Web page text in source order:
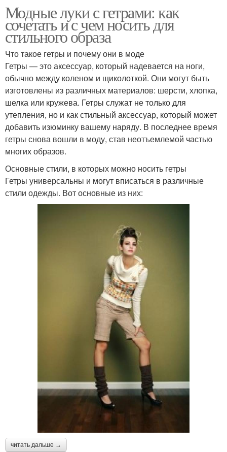
Модные луки с гетрами: как
сочетать и с чем носить для
стильного образа
Что такое гетры и почему они в моде
Гетры — это аксессуар, который надевается на ноги,
обычно между коленом и щиколоткой. Они могут быть
изготовлены из различных материалов: шерсти, хлопка,
шелка или кружева. Гетры служат не только для
утепления, но и как стильный аксессуар, который может
добавить изюминку вашему наряду. В последнее время
гетры снова вошли в моду, став неотъемлемой частью
многих образов.
Основные стили, в которых можно носить гетры
Гетры универсальны и могут вписаться в различные
стили одежды. Вот основные из них:
читать дальше →